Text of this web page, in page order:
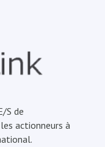
S de
actionneurs à